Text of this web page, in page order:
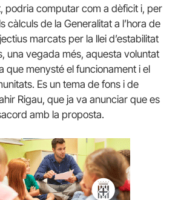
podria computar com a dèficit i, per
càlculs de la Generalitat a l’hora de
marcats per la llei d’estabilitat
una vegada més, aquesta voluntat
que menysté el funcionament i el
Es un tema de fons i de
Rigau, que ja va anunciar que es
amb la proposta.